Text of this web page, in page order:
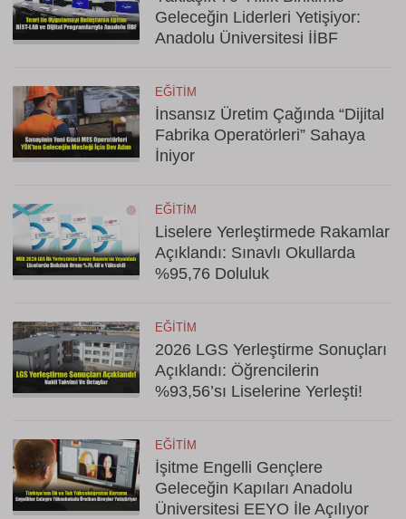
Geleceğin Liderleri Yetişiyor:
Anadolu Üniversitesi İİBF
EĞITIM
İnsansız Üretim Çağında “Dijital
Fabrika Operatörleri” Sahaya
İniyor
EĞITIM
Liselere Yerleştirmede Rakamlar
Açıklandı: Sınavlı Okullarda
%95,76 Doluluk
EĞITIM
2026 LGS Yerleştirme Sonuçları
Açıklandı: Öğrencilerin
%93,56’sı Liselerine Yerleşti!
EĞITIM
İşitme Engelli Gençlere
Geleceğin Kapıları Anadolu
Üniversitesi EEYO İle Açılıyor